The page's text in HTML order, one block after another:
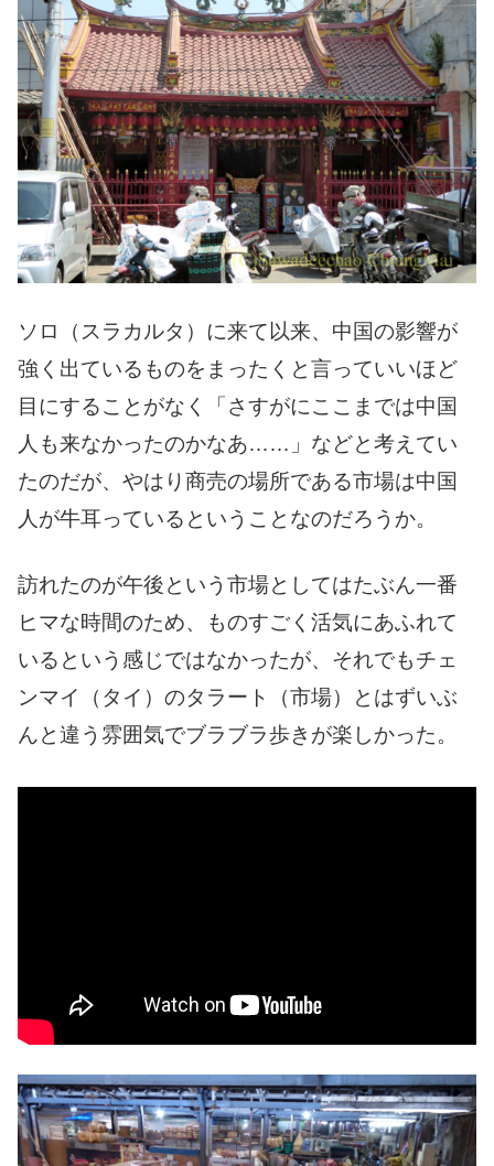
ソロ（スラカルタ）に来て以来、中国の影響が
強く出ているものをまったくと言っていいほど
目にすることがなく「さすがにここまでは中国
人も来なかったのかなあ……」などと考えてい
たのだが、やはり商売の場所である市場は中国
人が牛耳っているということなのだろうか。
訪れたのが午後という市場としてはたぶん一番
ヒマな時間のため、ものすごく活気にあふれて
いるという感じではなかったが、それでもチェ
ンマイ（タイ）のタラート（市場）とはずいぶ
んと違う雰囲気でブラブラ歩きが楽しかった。